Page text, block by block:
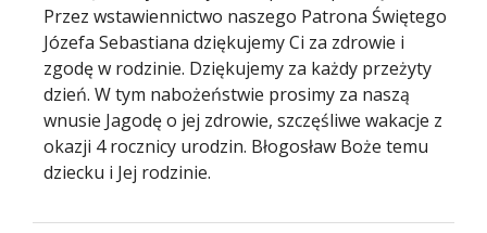
Przez wstawiennictwo naszego Patrona Świętego
Józefa Sebastiana dziękujemy Ci za zdrowie i
zgodę w rodzinie. Dziękujemy za każdy przeżyty
dzień. W tym nabożeństwie prosimy za naszą
wnusie Jagodę o jej zdrowie, szczęśliwe wakacje z
okazji 4 rocznicy urodzin. Błogosław Boże temu
dziecku i Jej rodzinie.